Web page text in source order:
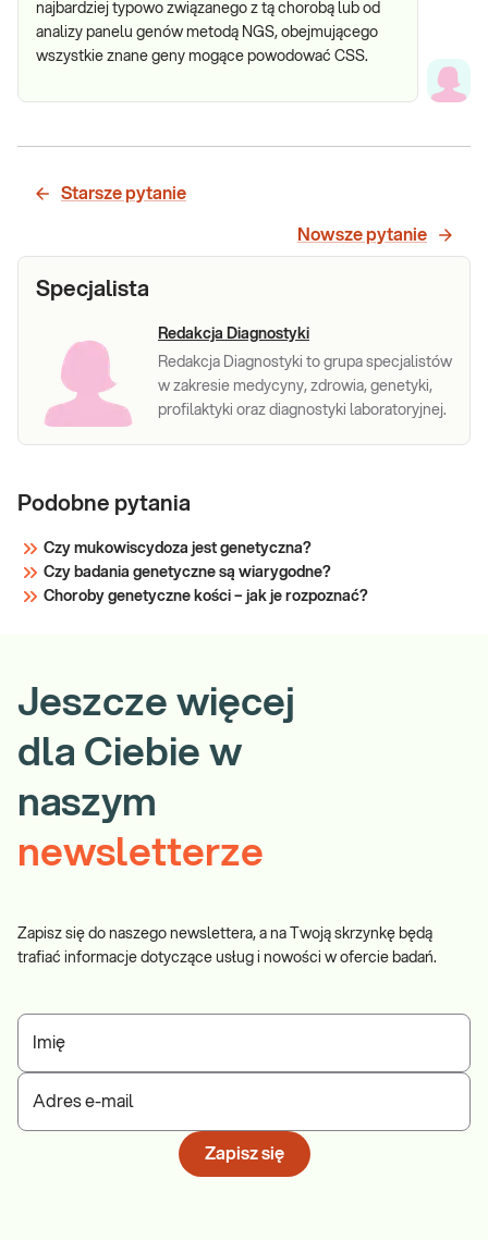
najbardziej typowo związanego z tą chorobą lub od
analizy panelu genów metodą NGS, obejmującego
wszystkie znane geny mogące powodować CSS.
Starsze pytanie
Nowsze pytanie
Specjalista
Redakcja Diagnostyki
Redakcja Diagnostyki to grupa specjalistów
w zakresie medycyny, zdrowia, genetyki,
profilaktyki oraz diagnostyki laboratoryjnej.
Podobne pytania
Czy mukowiscydoza jest genetyczna?
Czy badania genetyczne są wiarygodne?
Choroby genetyczne kości – jak je rozpoznać?
Jeszcze więcej
dla Ciebie w
naszym
newsletterze
Zapisz się do naszego newslettera, a na Twoją skrzynkę będą
trafiać informacje dotyczące usług i nowości w ofercie badań.
Imię
Adres e-mail
Zapisz się